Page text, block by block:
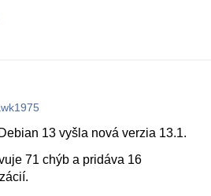
13 vyšla nová verzia 13.1.
71 chýb a pridáva 16